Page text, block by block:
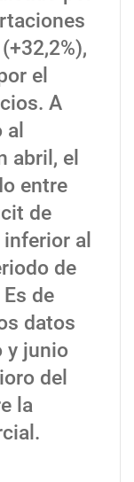
el
A
abril, el
entre
de
al
de
de
datos
y junio
del
la